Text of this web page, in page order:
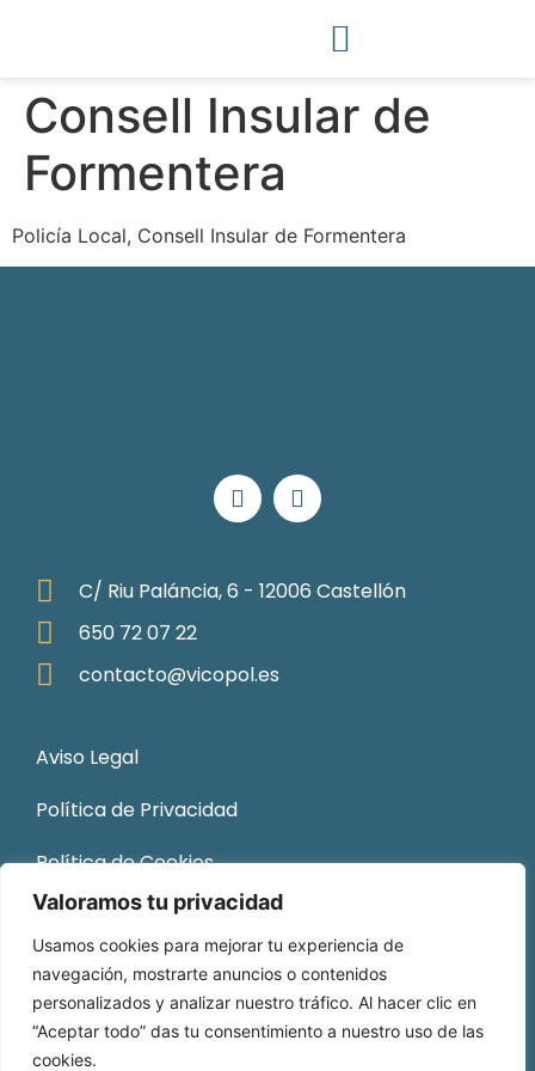
Valoramos tu privacidad
Usamos cookies para mejorar tu experiencia de
navegación, mostrarte anuncios o contenidos
personalizados y analizar nuestro tráfico. Al hacer clic en
“Aceptar todo” das tu consentimiento a nuestro uso de las
cookies.
Consell Insular de
Formentera
Policía Local, Consell Insular de Formentera
C/ Riu Paláncia, 6 - 12006 Castellón
650 72 07 22
contacto@vicopol.es
Aviso Legal
Política de Privacidad
Política de Cookies
Sitemap